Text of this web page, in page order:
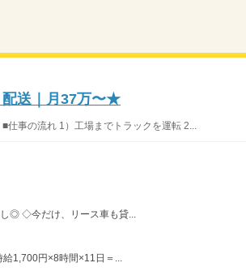
配送｜月37万〜★
仕事の流れ 1）工場までトラックを運転 2...
◎ ◇今だけ、リース車も貸...
1,700円×8時間×11日＝...